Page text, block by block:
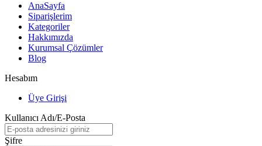
AnaSayfa
Siparişlerim
Kategoriler
Hakkımızda
Kurumsal Çözümler
Blog
Hesabım
Üye Girişi
Kullanıcı Adı/E-Posta
Şifre